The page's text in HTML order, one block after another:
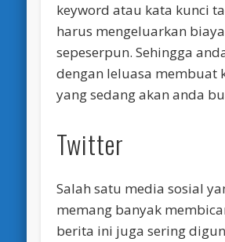
keyword atau kata kunci
harus mengeluarkan biaya
sepeserpun. Sehingga
dengan leluasa membuat
yang sedang akan anda
Twitter
Salah satu media sosial
memang banyak
berita ini juga sering